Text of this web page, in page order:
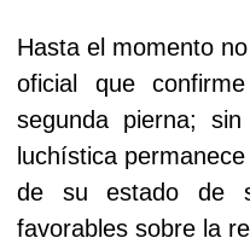
Hasta el momento
oficial que
segunda pierna;
luchística
de su estado de
favorables sobre la